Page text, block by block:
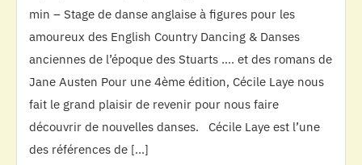
min – Stage de danse anglaise à figures pour les
amoureux des English Country Dancing & Danses
anciennes de l’époque des Stuarts …. et des romans de
Jane Austen Pour une 4ème édition, Cécile Laye nous
fait le grand plaisir de revenir pour nous faire
découvrir de nouvelles danses. Cécile Laye est l’une
des références de […]